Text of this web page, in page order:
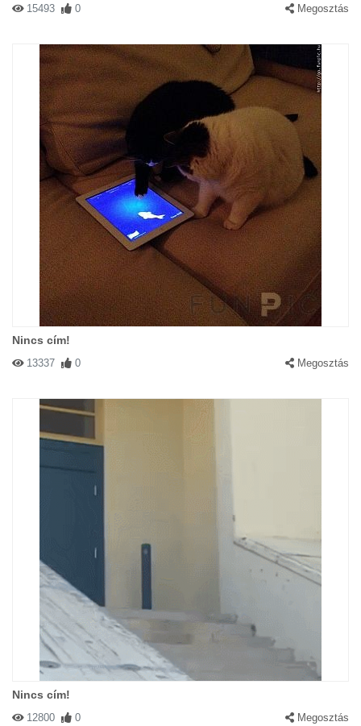
15493 0 Megosztás
Nincs cím!
13337 0 Megosztás
Nincs cím!
12800 0 Megosztás